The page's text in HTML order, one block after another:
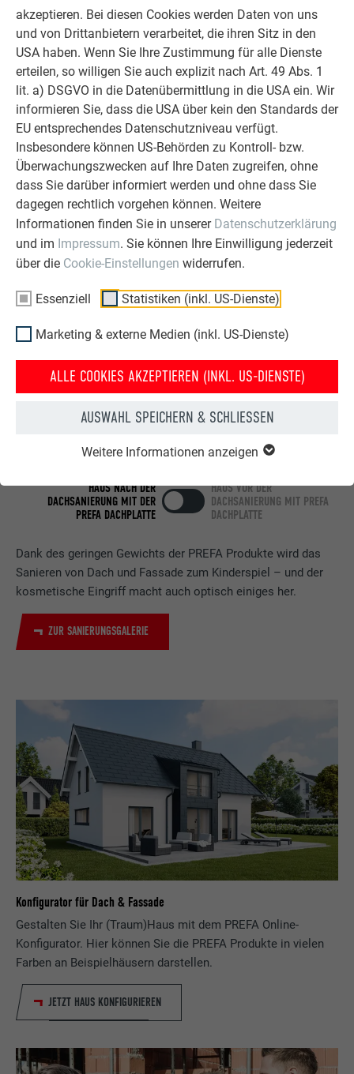
akzeptieren. Bei diesen Cookies werden Daten von uns
und von Drittanbietern verarbeitet, die ihren Sitz in den
USA haben. Wenn Sie Ihre Zustimmung für alle Dienste
erteilen, so willigen Sie auch explizit nach Art. 49 Abs. 1
lit. a) DSGVO in die Datenübermittlung in die USA ein. Wir
informieren Sie, dass die USA über kein den Standards der
EU entsprechendes Datenschutzniveau verfügt.
Insbesondere können US-Behörden zu Kontroll- bzw.
Überwachungszwecken auf Ihre Daten zugreifen, ohne
dass Sie darüber informiert werden und ohne dass Sie
dagegen rechtlich vorgehen können. Weitere
Informationen finden Sie in unserer Datenschutzerklärung
und im Impressum. Sie können Ihre Einwilligung jederzeit
über die Cookie-Einstellungen widerrufen.
Essenziell Statistiken (inkl. US-Dienste)
Marketing & externe Medien (inkl. US-Dienste)
ALLE COOKIES AKZEPTIEREN (INKL. US-DIENSTE)
AUSWAHL SPEICHERN & SCHLIESSEN
Weitere Informationen anzeigen
starker Begleiter zur Seite zu stehen.
Überzeugen Sie sich selbst!
ERFAHRUNGSBERICHTE LESEN
Dank des geringen Gewichts der PREFA Produkte wird das
Sanieren von Dach und Fassade zum Kinderspiel – und der
kosmetische Eingriff macht auch optisch einiges her.
ZUR SANIERUNGSGALERIE
PREFA SANIERUNGSGALERIE
OBJEKTE VOR UND NACH DER SANIERUNG
HAUS NACH DER
DACHSANIERUNG MIT DER
PREFA DACHPLATTE
HAUS VOR DER
DACHSANIERUNG MIT PREFA
DACHPLATTE
Konfigurator für Dach & Fassade
Gestalten Sie Ihr (Traum)Haus mit dem PREFA Online-
Konfigurator. Hier können Sie die PREFA Produkte in vielen
Farben an Beispielhäusern darstellen.
JETZT HAUS KONFIGURIEREN